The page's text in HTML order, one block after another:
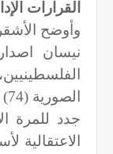
القرارات
وأوضح
نيسان
الاعتقالية